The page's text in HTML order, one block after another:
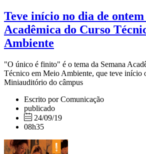
Teve início no dia de ontem
Acadêmica do Curso
Ambiente
"O único é finito" é o tema da Semana
Técnico em Meio Ambiente, que teve início
Miniauditório do câmpus
Escrito por Comunicação
publicado
24/09/19
08h35